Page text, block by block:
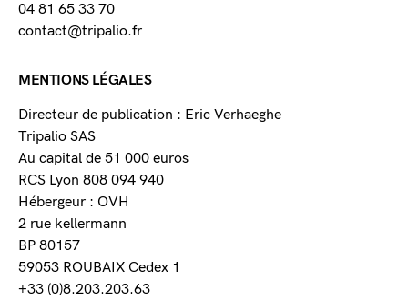
04 81 65 33 70
contact@tripalio.fr
MENTIONS LÉGALES
Directeur de publication : Eric Verhaeghe
Tripalio SAS
Au capital de 51 000 euros
RCS Lyon 808 094 940
Hébergeur : OVH
2 rue kellermann
BP 80157
59053 ROUBAIX Cedex 1
+33 (0)8.203.203.63